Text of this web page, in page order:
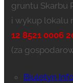
gruntu Skarbu
i wykup lokalu
12 8521 0006
(za
Biuletyn